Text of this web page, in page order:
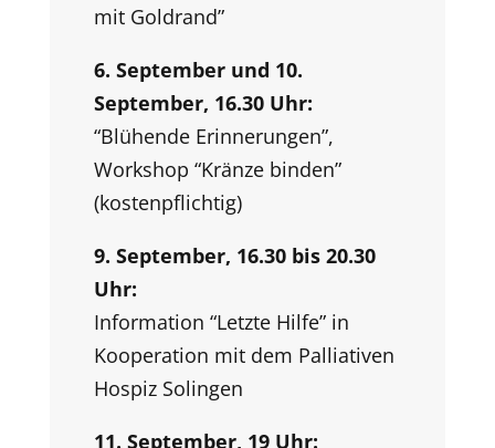
mit Goldrand”
6. September und 10.
September, 16.30 Uhr:
“Blühende Erinnerungen”,
Workshop “Kränze binden”
(kostenpflichtig)
9. September, 16.30 bis 20.30
Uhr:
Information “Letzte Hilfe” in
Kooperation mit dem Palliativen
Hospiz Solingen
11. September, 19 Uhr: